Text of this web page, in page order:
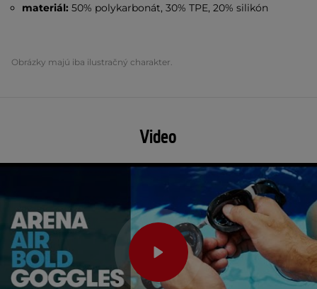
materiál: 50% polykarbonát, 30% TPE, 20% silikón
Obrázky majú iba ilustračný charakter.
Video